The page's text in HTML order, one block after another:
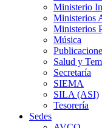
Ministerio
Ministerios
Ministerios
Música
Salud y
Secretaría
SIEMA
SILA (ASI)
Tesorería
Sedes